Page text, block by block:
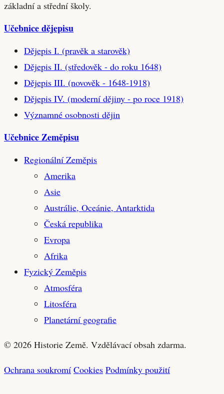
základní a střední školy.
Učebnice dějepisu
Dějepis I. (pravěk a starověk)
Dějepis II. (středověk - do roku 1648)
Dějepis III. (novověk - 1648-1918)
Dějepis IV. (moderní dějiny - po roce 1918)
Významné osobnosti dějin
Učebnice Zeměpisu
Regionální Zeměpis
Amerika
Asie
Austrálie, Oceánie, Antarktida
Česká republika
Evropa
Afrika
Fyzický Zeměpis
Atmosféra
Litosféra
Planetární geografie
© 2026 Historie Země. Vzdělávací obsah zdarma.
Ochrana soukromí Cookies Podmínky použití